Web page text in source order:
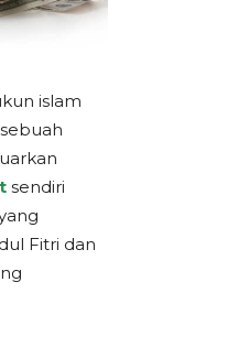
islam
sendiri
Fitri dan